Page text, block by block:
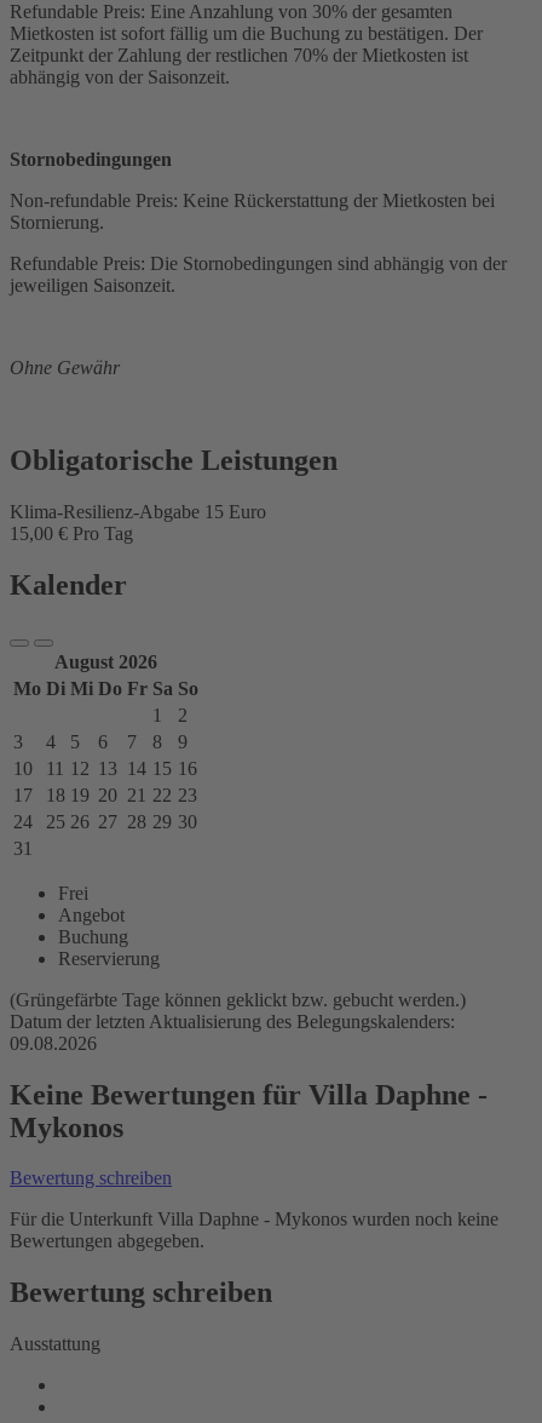
Refundable Preis: Eine Anzahlung von 30% der gesamten
Mietkosten ist sofort fällig um die Buchung zu bestätigen. Der
Zeitpunkt der Zahlung der restlichen 70% der Mietkosten ist
abhängig von der Saisonzeit.
Stornobedingungen
Non-refundable Preis: Keine Rückerstattung der Mietkosten bei
Stornierung.
Refundable Preis: Die Stornobedingungen sind abhängig von der
jeweiligen Saisonzeit.
Ohne Gewähr
Obligatorische Leistungen
Klima-Resilienz-Abgabe 15 Euro
15,00 € Pro Tag
Kalender
August 2026
Mo Di Mi Do Fr Sa So
1
2
3
4 5 6 7 8
9
10
11 12 13 14 15 16
17
18 19 20 21 22 23
24
25 26 27 28 29 30
31
Frei
Angebot
Buchung
Reservierung
(Grüngefärbte Tage können geklickt bzw. gebucht werden.)
Datum der letzten Aktualisierung des Belegungskalenders:
09.08.2026
Keine Bewertungen für Villa Daphne -
Mykonos
Bewertung schreiben
Für die Unterkunft Villa Daphne - Mykonos wurden noch keine
Bewertungen abgegeben.
Bewertung schreiben
Ausstattung